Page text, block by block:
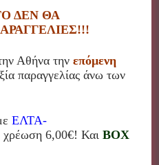
PES
ΔΕΝ ΘΑ
Αθήνα τηνεπόμενη
παραγγελίας άνω των
ΕΛΤΑ-
χρέωση 6,00€! ΚαιBOX